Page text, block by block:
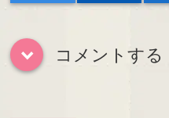
down コメントする